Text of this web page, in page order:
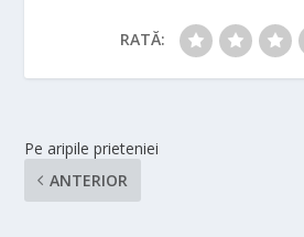
RATĂ:
Pe aripile prieteniei
ANTERIOR